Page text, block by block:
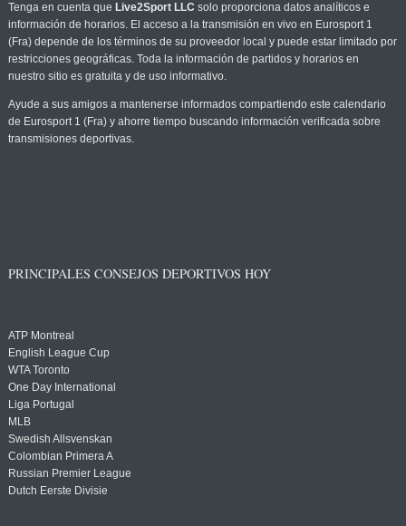
Tenga en cuenta que Live2Sport LLC solo proporciona datos analíticos e
información de horarios. El acceso a la transmisión en vivo en Eurosport 1
(Fra) depende de los términos de su proveedor local y puede estar limitado por
restricciones geográficas. Toda la información de partidos y horarios en
nuestro sitio es gratuita y de uso informativo.
Ayude a sus amigos a mantenerse informados compartiendo este calendario
de Eurosport 1 (Fra) y ahorre tiempo buscando información verificada sobre
transmisiones deportivas.
PRINCIPALES CONSEJOS DEPORTIVOS HOY
ATP Montreal
English League Cup
WTA Toronto
One Day International
Liga Portugal
MLB
Swedish Allsvenskan
Colombian Primera A
Russian Premier League
Dutch Eerste Divisie